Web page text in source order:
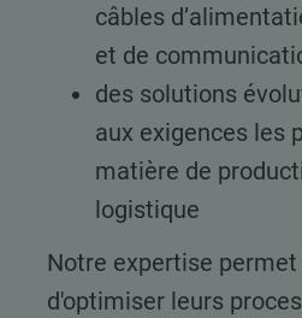
câbles
et de
des solutions
aux exigences les
matière de
logistique
Notre expertise
d'optimiser leurs